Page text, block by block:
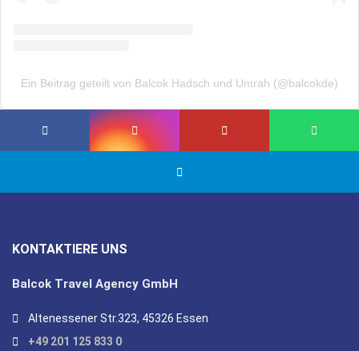
Ein Beitrag geteilt von Balcok Hadsch und Umrah (@balcokde)
KONTAKTIERE UNS
Balcok Travel Agency GmbH
Altenessener Str.323, 45326 Essen
+49 201 125 833 0